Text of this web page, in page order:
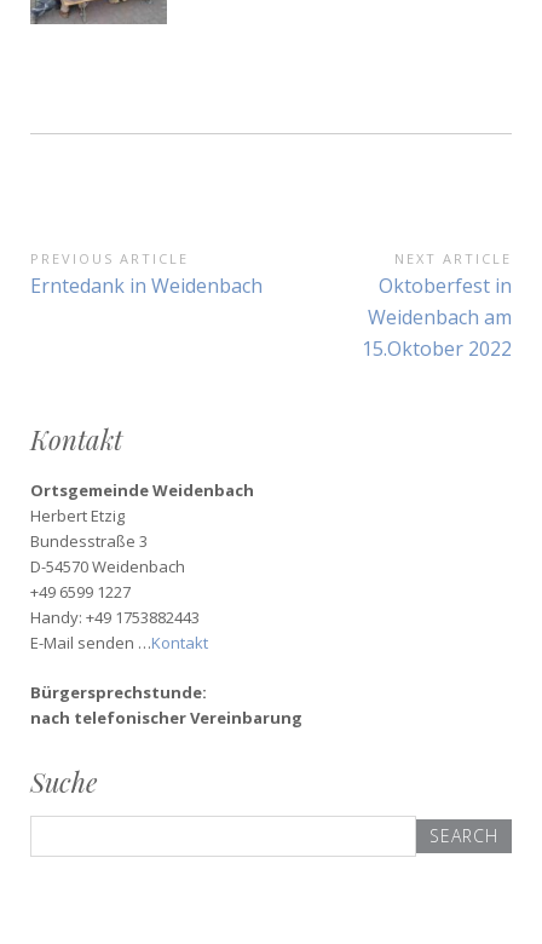
Beitragsnavigation
PREVIOUS ARTICLE
Previous
Erntedank in Weidenbach
NEXT ARTICLE
Next
Article:
Oktoberfest in
Weidenbach am
15.Oktober 2022
Kontakt
Ortsgemeinde Weidenbach
Herbert Etzig
Bundesstraße 3
D-54570 Weidenbach
+49 6599 1227
Handy: +49 1753882443
E-Mail senden …Kontakt
Bürgersprechstunde:
nach telefonischer Vereinbarung
Suche
for: